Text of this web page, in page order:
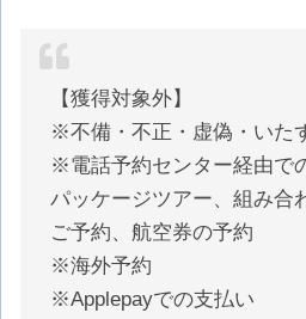
【獲得対象外】
※不備・不正・虚偽・いた
※電話予約センター経由で
パッケージツアー、組み合
ご予約、航空券の予約
※海外予約
※Applepayでの支払い